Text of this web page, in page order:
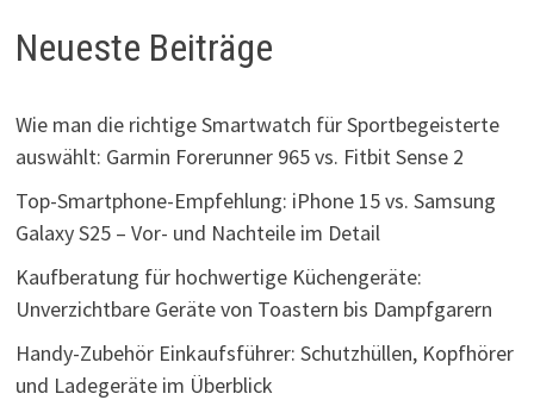
Neueste Beiträge
Wie man die richtige Smartwatch für Sportbegeisterte
auswählt: Garmin Forerunner 965 vs. Fitbit Sense 2
Top-Smartphone-Empfehlung: iPhone 15 vs. Samsung
Galaxy S25 – Vor- und Nachteile im Detail
Kaufberatung für hochwertige Küchengeräte:
Unverzichtbare Geräte von Toastern bis Dampfgarern
Handy-Zubehör Einkaufsführer: Schutzhüllen, Kopfhörer
und Ladegeräte im Überblick